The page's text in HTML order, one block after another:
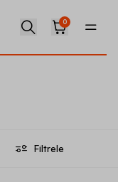
0
Filtrele